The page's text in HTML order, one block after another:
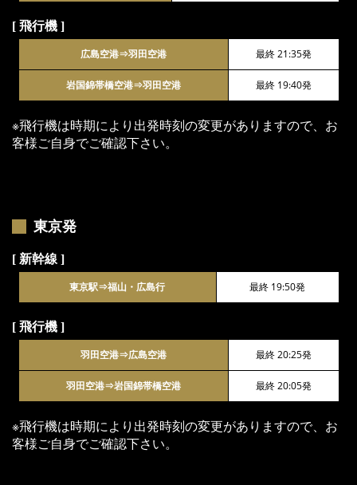
[ 飛行機 ]
広島空港⇒羽田空港 最終 21:35発
岩国錦帯橋空港⇒羽田空港 最終 19:40発
※飛行機は時期により出発時刻の変更がありますので、お
客様ご自身でご確認下さい。
東京発
[ 新幹線 ]
東京駅⇒福山・広島行 最終 19:50発
[ 飛行機 ]
羽田空港⇒広島空港 最終 20:25発
羽田空港⇒岩国錦帯橋空港 最終 20:05発
※飛行機は時期により出発時刻の変更がありますので、お
客様ご自身でご確認下さい。